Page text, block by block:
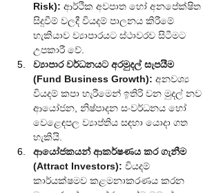
Risk): ආර්ථික අවපාත හෝ අනපේක්ෂිත
සිදුවීම් වලදී වියදම් පාලනය කිරීමේ
හැකියාව ව්‍යාපාරයට ස්ථාවරව සිටීමට
උපකාරී වේ.
ව්‍යාපාර වර්ධනයට අරමුදල් සැපයීම
(Fund Business Growth): අනවශ්‍ය
වියදම් කපා හැරීමෙන් ඉතිරි වන මුදල් නව
ආයෝජන, නිෂ්පාදන සංවර්ධනය හෝ
වෙළෙඳපල ව්‍යාප්තිය සඳහා යොදා ගත
හැකියි.
ආයෝජකයන් ආකර්ෂණය කර ගැනීම
(Attract Investors): වියදම්
කාර්යක්ෂමව කළමනාකරණය කරන